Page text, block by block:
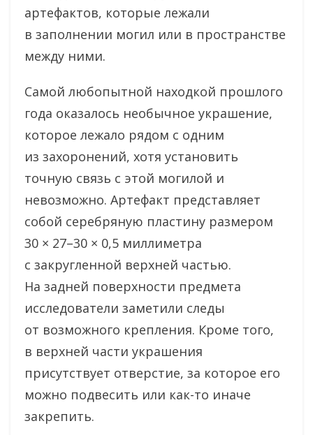
артефактов, которые лежали
в заполнении могил или в пространстве
между ними.
Самой любопытной находкой прошлого
года оказалось необычное украшение,
которое лежало рядом с одним
из захоронений, хотя установить
точную связь с этой могилой и
невозможно. Артефакт представляет
собой серебряную пластину размером
30 × 27–30 × 0,5 миллиметра
с закругленной верхней частью.
На задней поверхности предмета
исследователи заметили следы
от возможного крепления. Кроме того,
в верхней части украшения
присутствует отверстие, за которое его
можно подвесить или как-то иначе
закрепить.